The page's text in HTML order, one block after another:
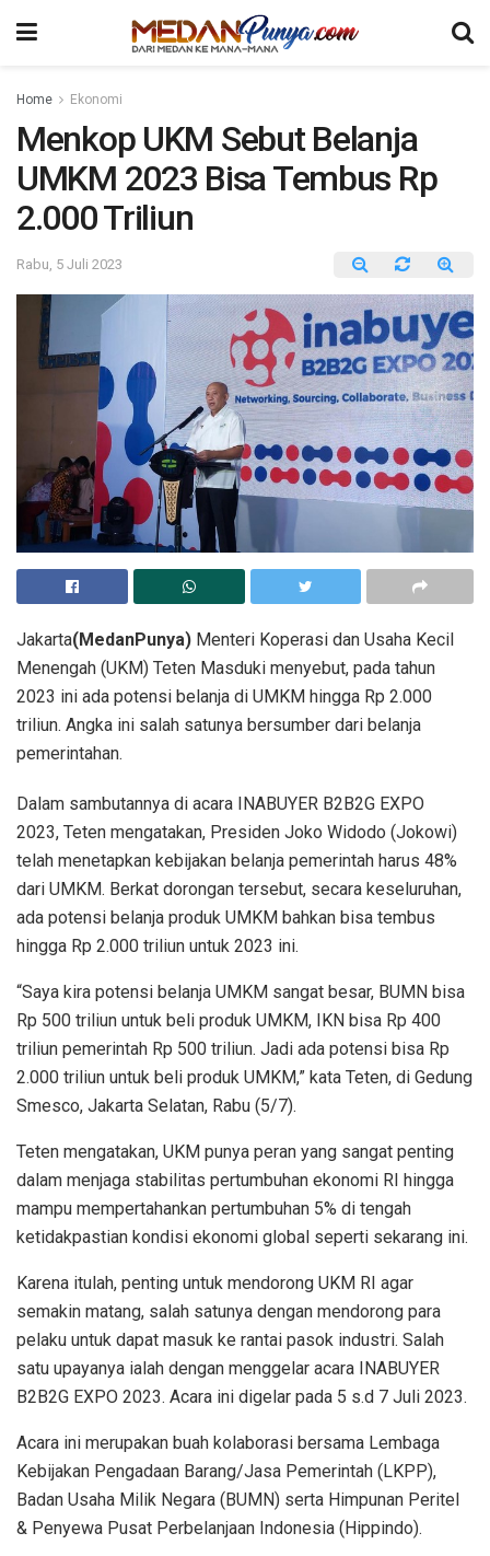
Home Ekonomi
Menkop UKM Sebut Belanja
UMKM 2023 Bisa Tembus Rp
2.000 Triliun
Rabu, 5 Juli 2023
Jakarta(MedanPunya) Menteri Koperasi dan Usaha Kecil
Menengah (UKM) Teten Masduki menyebut, pada tahun
2023 ini ada potensi belanja di UMKM hingga Rp 2.000
triliun. Angka ini salah satunya bersumber dari belanja
pemerintahan.
Dalam sambutannya di acara INABUYER B2B2G EXPO
2023, Teten mengatakan, Presiden Joko Widodo (Jokowi)
telah menetapkan kebijakan belanja pemerintah harus 48%
dari UMKM. Berkat dorongan tersebut, secara keseluruhan,
ada potensi belanja produk UMKM bahkan bisa tembus
hingga Rp 2.000 triliun untuk 2023 ini.
“Saya kira potensi belanja UMKM sangat besar, BUMN bisa
Rp 500 triliun untuk beli produk UMKM, IKN bisa Rp 400
triliun pemerintah Rp 500 triliun. Jadi ada potensi bisa Rp
2.000 triliun untuk beli produk UMKM,” kata Teten, di Gedung
Smesco, Jakarta Selatan, Rabu (5/7).
Teten mengatakan, UKM punya peran yang sangat penting
dalam menjaga stabilitas pertumbuhan ekonomi RI hingga
mampu mempertahankan pertumbuhan 5% di tengah
ketidakpastian kondisi ekonomi global seperti sekarang ini.
Karena itulah, penting untuk mendorong UKM RI agar
semakin matang, salah satunya dengan mendorong para
pelaku untuk dapat masuk ke rantai pasok industri. Salah
satu upayanya ialah dengan menggelar acara INABUYER
B2B2G EXPO 2023. Acara ini digelar pada 5 s.d 7 Juli 2023.
Acara ini merupakan buah kolaborasi bersama Lembaga
Kebijakan Pengadaan Barang/Jasa Pemerintah (LKPP),
Badan Usaha Milik Negara (BUMN) serta Himpunan Peritel
& Penyewa Pusat Perbelanjaan Indonesia (Hippindo).